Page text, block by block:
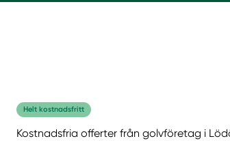
Helt kostnadsfritt
Kostnadsfria offerter från golvföretag i